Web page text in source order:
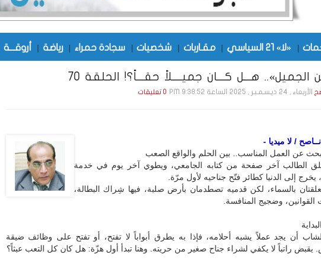
| «لا» 21 السياسي | مقـاربات | شخصيات | سجادة حمراء | رياضة | أروقـــة
الجميل».. هـــل كـــان جميــــلاً حقـــاً؟! الحلقة 70
الأربعاء , 24 ديـسـمـبـر , 2025 الساعة 9:38:52 PM 0 تعليقات
/ لا ميديا -
عن العمل المناسب.. بين الحلم والواقع الصعب
الطالب آخر صفحة من كتابه الجامعي، ويطوي آخر يوم في خدمة
يخرج إلى الدنيا كطائر فتّح جناحيه لأول مرّة.
بالسماء، لكن قدميه تصطدمان بأرض صلبة، فيها شِراك البطالة،
القوانين، وضجيج المنافسة.
أن يجد عملاً يشبه أحلامه، فإذا به يطرق أبواباً لا تفتح، أو تفتح على وظائف ضيقة
يقبض راتباً لا يكفي لشراء جناح صغير من حريته. وهنا تبدأ أول هزّة: هل كان كل التعب عبثاً؟